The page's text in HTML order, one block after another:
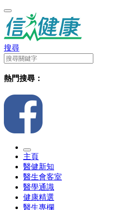
搜尋
熱門搜尋：
主頁
醫健新知
醫生會客室
醫學通識
健康精選
醫生專欄